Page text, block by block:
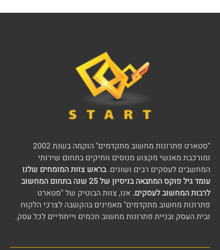
"סטארט פתרונות מחשוב מתקדמים" הוקמה בשנת 2002
ומורכבת מאנשי מקצוע מנוסים וותיקים בתחום שירותי
המחשבים לעסקים רבים ושונים.בראש צוות המומחים שלנו
עומד גיל פוקס המתגאה בניסיון של 25 שנה בתחום המחשוב
לרבות המחשוב לעסקים. אנו, צוות הבוטיק של "סטארט
פתרונות מחשוב מתקדמים" מאמינים בהקשבה לצרכי הלקוח
ובית העסק ובניית פתרונות מחשוב חכמים וייחודיים לכל עסק.